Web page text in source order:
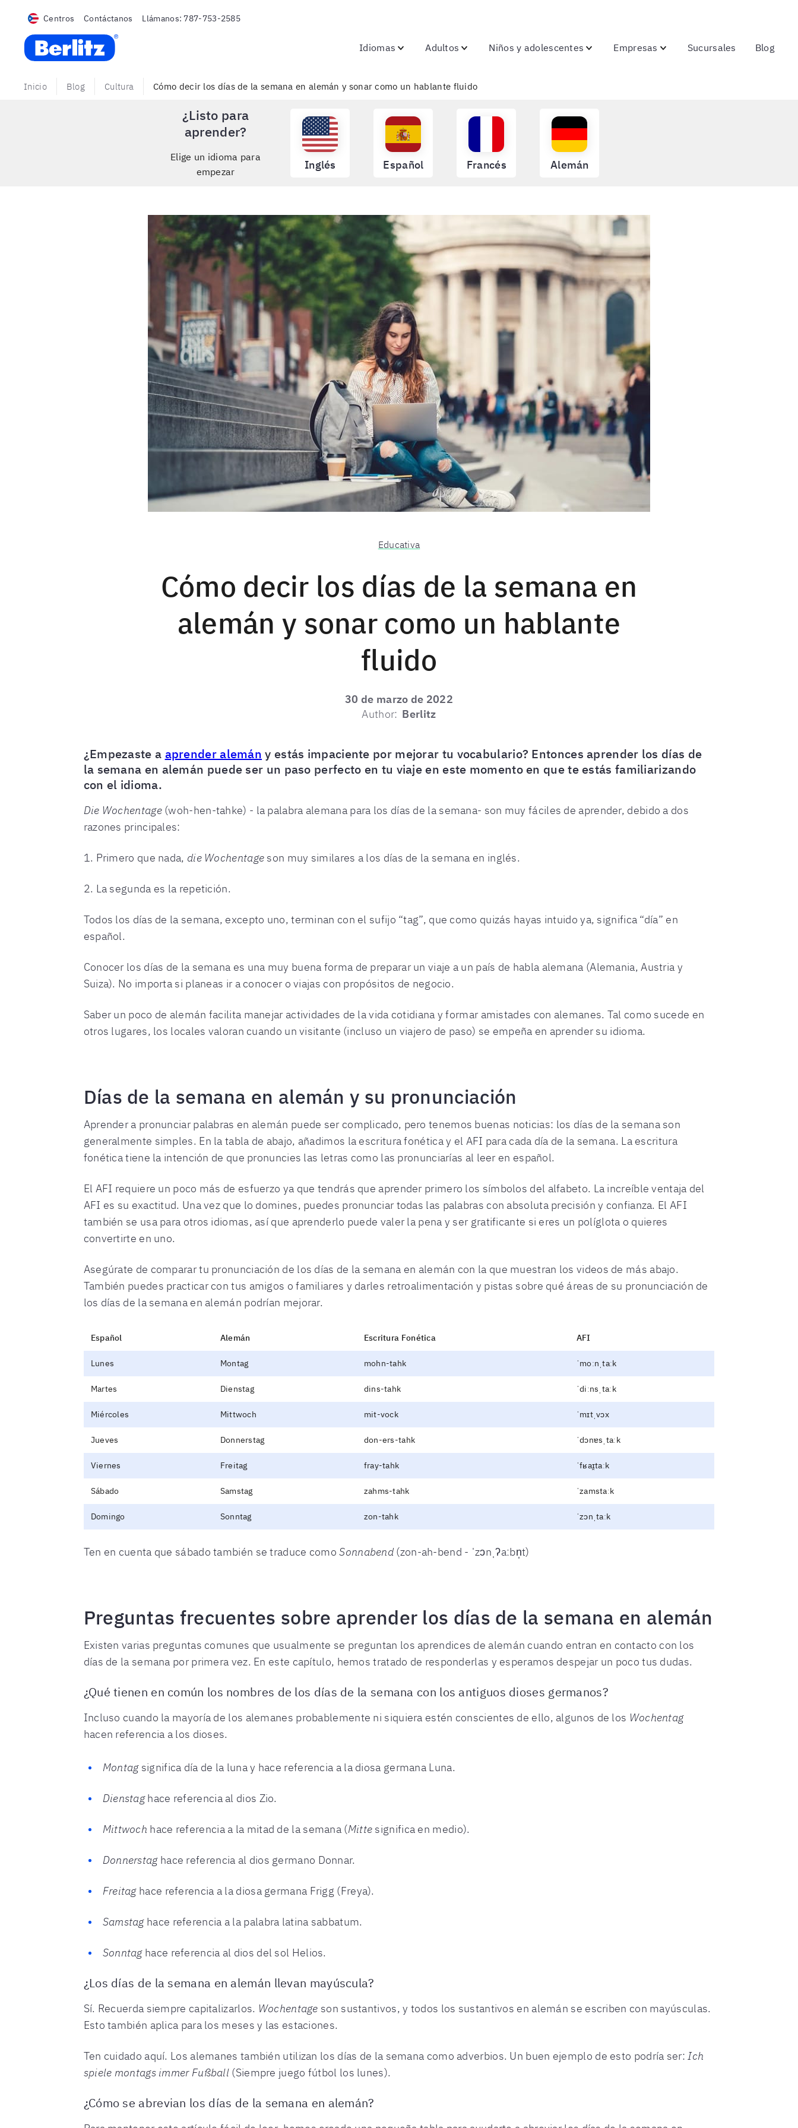
Centros Contáctanos Llámanos: 787-753-2585
Berlitz Puerto Rico
Idiomas Adultos Niños y adolescentes Empresas Sucursales Blog
Inicio Blog Cultura Cómo decir los días de la semana en alemán y sonar como un hablante fluido
¿Listo para
aprender?
Elige un idioma para
empezar
Inglés Español Francés Alemán
Educativa
Cómo decir los días de la semana en
alemán y sonar como un hablante
fluido
30 de marzo de 2022
Author: Berlitz
¿Empezaste a aprender alemán y estás impaciente por mejorar tu vocabulario? Entonces aprender los días de
la semana en alemán puede ser un paso perfecto en tu viaje en este momento en que te estás familiarizando
con el idioma.
Die Wochentage(woh-hen-tahke) - la palabra alemana para los días de la semana- son muy fáciles de aprender, debido a dos
razones principales:
1. Primero que nada, die Wochentage son muy similares a los días de la semana en inglés.
2. La segunda es la repetición.
Todos los días de la semana, excepto uno, terminan con el sufijo “tag”, que como quizás hayas intuido ya, significa “día” en
español.
Conocer los días de la semana es una muy buena forma de preparar un viaje a un país de habla alemana (Alemania, Austria y
Suiza). No importa si planeas ir a conocer o viajas con propósitos de negocio.
Saber un poco de alemán facilita manejar actividades de la vida cotidiana y formar amistades con alemanes. Tal como sucede en
otros lugares, los locales valoran cuando un visitante (incluso un viajero de paso) se empeña en aprender su idioma.
Días de la semana en alemán y su pronunciación
Aprender a pronunciar palabras en alemán puede ser complicado, pero tenemos buenas noticias: los días de la semana son
generalmente simples. En la tabla de abajo, añadimos la escritura fonética y el AFI para cada día de la semana. La escritura
fonética tiene la intención de que pronuncies las letras como las pronunciarías al leer en español.
El AFI requiere un poco más de esfuerzo ya que tendrás que aprender primero los símbolos del alfabeto. La increíble ventaja del
AFI es su exactitud. Una vez que lo domines, puedes pronunciar todas las palabras con absoluta precisión y confianza. El AFI
también se usa para otros idiomas, así que aprenderlo puede valer la pena y ser gratificante si eres un políglota o quieres
convertirte en uno.
Asegúrate de comparar tu pronunciación de los días de la semana en alemán con la que muestran los videos de más abajo.
También puedes practicar con tus amigos o familiares y darles retroalimentación y pistas sobre qué áreas de su pronunciación de
los días de la semana en alemán podrían mejorar.
Español Alemán Escritura Fonética AFI
Lunes Montag mohn-tahk ˈmoːnˌtaːk
Martes Dienstag dins-tahk ˈdiːnsˌtaːk
Miércoles Mittwoch mit-vock ˈmɪtˌvɔx
Jueves Donnerstag don-ers-tahk ˈdɔnɐsˌtaːk
Viernes Freitag fray-tahk ˈfʁaɪ̯taːk
Sábado Samstag zahms-tahk ˈzamstaːk
Domingo Sonntag zon-tahk ˈzɔnˌtaːk
Ten en cuenta que sábado también se traduce comoSonnabend(zon-ah-bend - ˈzɔnˌʔaːbn̩t)
Preguntas frecuentes sobre aprender los días de la semana en alemán
Existen varias preguntas comunes que usualmente se preguntan los aprendices de alemán cuando entran en contacto con los
días de la semana por primera vez. En este capítulo, hemos tratado de responderlas y esperamos despejar un poco tus dudas.
¿Qué tienen en común los nombres de los días de la semana con los antiguos dioses germanos?
Incluso cuando la mayoría de los alemanes probablemente ni siquiera estén conscientes de ello, algunos de los Wochentag
hacen referencia a los dioses.
Montagsignifica día de la luna y hace referencia a la diosa germana Luna.
Dienstaghace referencia al dios Zio.
Mittwoch hace referencia a la mitad de la semana (Mitte significa en medio).
Donnerstaghace referencia al dios germano Donnar.
Freitaghace referencia a la diosa germana Frigg (Freya).
Samstaghace referencia a la palabra latina sabbatum.
Sonntaghace referencia al dios del sol Helios.
¿Los días de la semana en alemán llevan mayúscula?
Sí. Recuerda siempre capitalizarlos. Wochentage son sustantivos, y todos los sustantivos en alemán se escriben con mayúsculas.
Esto también aplica para los meses y las estaciones.
Ten cuidado aquí. Los alemanes también utilizan los días de la semana como adverbios. Un buen ejemplo de esto podría ser:Ich
spiele montags immer Fußball (Siempre juego fútbol los lunes).
¿Cómo se abrevian los días de la semana en alemán?